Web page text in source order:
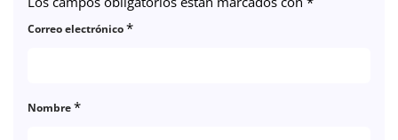
Nombre*
Correo electrónico*